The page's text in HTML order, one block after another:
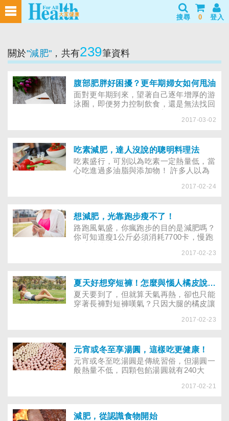
搜尋 0 登入
關於"減肥" ，共有239筆資料
腹部肥胖好困擾？更年期婦女如何甩油
面對更年期到來，望著自己逐年增厚的游
泳圈，即便努力控制飲食，還是無法找回
家事或補充營養食品，可幫助身體代謝
2017-03-02
吃素減肥，達人沒說的聰明料理法
吃素盛行，可別以為吃素一定熱量低，當
心吃進過多油脂與添加物！ 許多人以為
人愈吃愈胖，因為青菜烹調過油，且毫無
2017-02-24
想減肥，光靠跑步瘦不了！
路跑風氣盛，你瘋跑步的目的是減肥嗎？
你可知道瘦1公斤必須消耗7700卡，慢跑
2017-02-23
夏天好想穿短褲！怎麼與惱人橘皮說掰掰
夏天要到了，但就算天氣再熱，卻也只能
穿著長褲對短褲嘆氣？只因大腿的橘皮讓
辦？又該如何防止橘皮繼續增加呢？2017-02-23
元宵或冬至享湯圓，這樣吃更健康！
元宵或冬至吃湯圓是傳統習俗，但湯圓一
般熱量不低，四顆包餡湯圓就有240大
2017-02-21
減肥，從認識食物開始